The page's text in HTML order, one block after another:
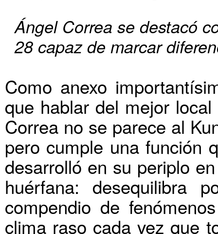
Ángel Correa se destacó
28 capaz de marcar
Como anexo
que hablar del mejor
Correa no se parece al
pero cumple una función
desarrolló en su periplo
huérfana:
compendio de
clima raso cada vez que